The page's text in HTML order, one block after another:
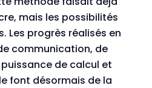
mais les possibilités
Les progrès réalisés en
communication, de
de calcul et
font désormais de la